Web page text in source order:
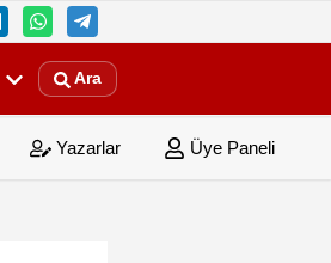
Ara
Yazarlar Üye Paneli